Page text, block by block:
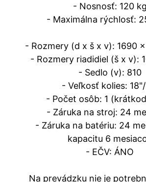
- Nosnosť: 120 kg
- Maximálna rýchlosť:
- Rozmery (d x š x v): 1690
- Rozmery riadidiel (š x v):
- Sedlo (v): 810
- Veľkosť kolies:
- Počet osôb: 1
- Záruka na stroj: 24
- Záruka na batériu: 24
kapacitu 6
- EČV: ÁNO
Na prevádzku nie je